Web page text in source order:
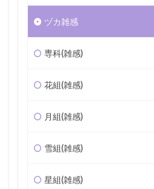
ヅカ雑感
専科(雑感)
花組(雑感)
月組(雑感)
雪組(雑感)
星組(雑感)